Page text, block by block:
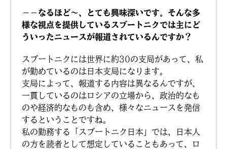
－－なるほど〜、とても興味深いです。そんな多
様な視点を提供しているスプートニクでは主にど
ういったニュースが報道されているんですか？
スプートニクには世界に約30の支局があって、私
が勤めているのは日本支局になります。
支局によって、報道する内容は異なるんですが、
一貫しているのはロシアの立場から、政治的なも
のや経済的なものも含め、様々なニュースを発信
するということですね。
私の勤務する「スプートニク日本」では、日本人
の方を読者として想定していることもあって、ロ